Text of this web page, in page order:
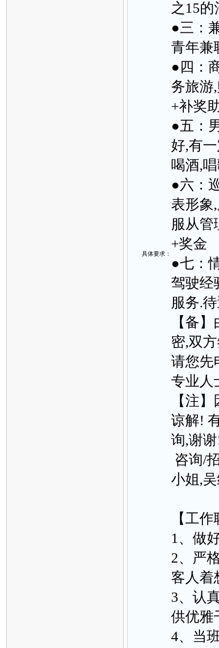
具体要求：
之15
●三：
青年兼
●四：
务旅游
+补奖
●五：
好,有
喝酒,
●六：
表形象
服从管
+奖金
●七：
驾驶经
服务.
【备
密,双
请您先
专业人
【注
谅解!
询,谢
咨询/
小姐,
【工
1、做
2、严
客人着
3、认
供优雅
4、当